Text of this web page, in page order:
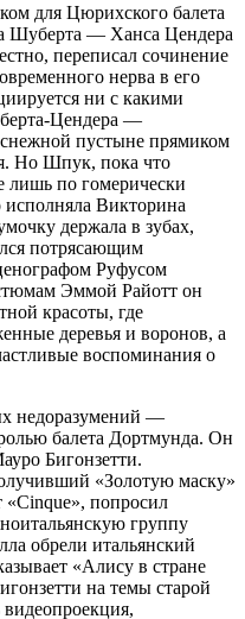
для Цюрихского балета
Шуберта — Ханса Цендера
переписал сочинение
нерва в его
ни с какими
Цендера —
пустыне прямиком
Но Шпук, пока что
лишь по гомерически
Викторина
держала в зубах,
потрясающим
Руфусом
Эммой Райотт он
красоты, где
деревья и воронов, а
воспоминания о
недоразумений —
балета Дортмунда. Он
Бигонзетти.
«Золотую маску»
«Cinque», попросил
группу
обрели итальянский
«Алису в стране
на темы старой